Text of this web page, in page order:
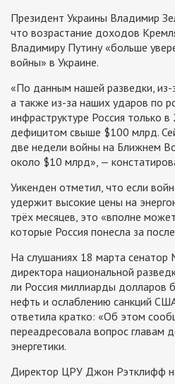
Президент Украины Владимир
что возрастание доходов
Владимиру Путину «больше
войны» в Украине.
«По данным нашей разведки, из-
а также из-за наших ударов по
инфраструктуре Россия только
дефицитом свыше $100 млрд.
две недели войны на Ближнем
около $10 млрд», —
Уикенден отметил, что если
удержит высокие цены на
трёх месяцев, это «вполне
которые Россия понесла за
На слушаниях 18 марта сенатор
директора национальной
ли Россия миллиарды долларов
нефть и ослаблению санкций
ответила кратко: «Об этом
переадресовала вопрос главам
энергетики.
Директор ЦРУ Джон Рэтклифф